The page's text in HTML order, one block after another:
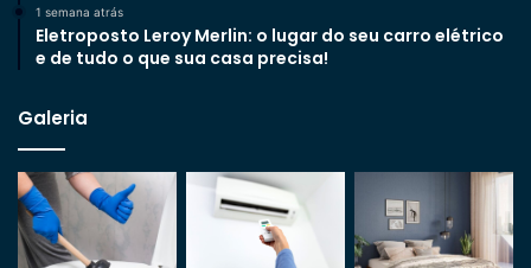
1 semana atrás
Eletroposto Leroy Merlin: o lugar do seu carro elétrico
e de tudo o que sua casa precisa!
Galeria